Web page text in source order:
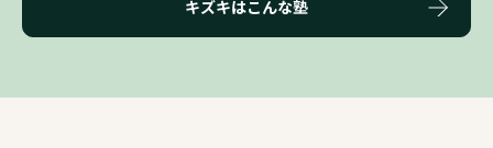
キズキはこんな塾